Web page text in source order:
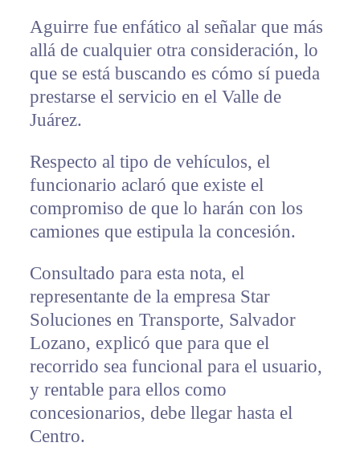
Aguirre fue enfático al señalar que más
allá de cualquier otra consideración, lo
que se está buscando es cómo sí pueda
prestarse el servicio en el Valle de
Juárez.
Respecto al tipo de vehículos, el
funcionario aclaró que existe el
compromiso de que lo harán con los
camiones que estipula la concesión.
Consultado para esta nota, el
representante de la empresa Star
Soluciones en Transporte, Salvador
Lozano, explicó que para que el
recorrido sea funcional para el usuario,
y rentable para ellos como
concesionarios, debe llegar hasta el
Centro.